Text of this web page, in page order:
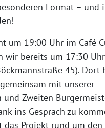
Format – und
um 19:00 Uhr im Café
wir bereits um 17:30
45). Dort
mit unserer
und Zweiten
ins Gespräch zu
Projekt rund um den